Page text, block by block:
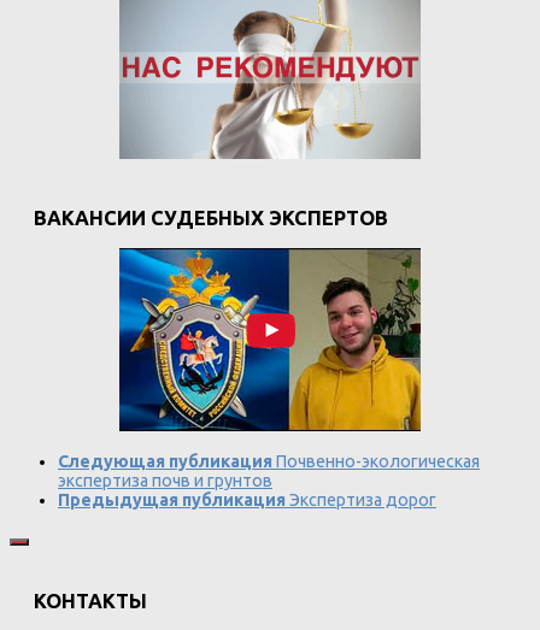
ВАКАНСИИ СУДЕБНЫХ ЭКСПЕРТОВ
Следующая публикация Почвенно-экологическая
экспертиза почв и грунтов
Предыдущая публикация Экспертиза дорог
КОНТАКТЫ